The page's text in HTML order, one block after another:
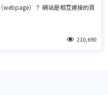
webpage）？ 網站是相互連接的頁
210,690